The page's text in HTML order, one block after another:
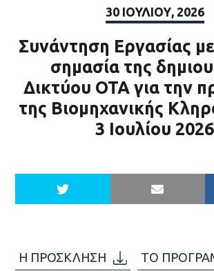
30 ΙΟΥΛΊΟΥ, 2026
Συνάντηση Εργασίας
σημασία της
Δικτύου ΟΤΑ για την
της Βιομηχανικής
3 Ιουλίου 2026
Η ΠΡΟΣΚΛΗΣΗ ΤΟ